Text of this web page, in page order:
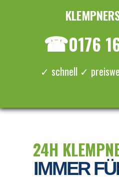
☎0176
✓ schnell ✓
24H
IMMER